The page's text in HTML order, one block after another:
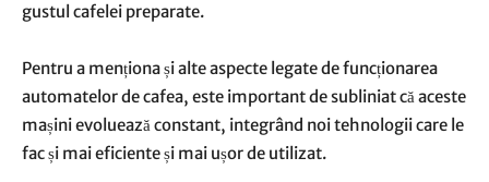
gustul cafelei preparate.
Pentru a menționa și alte aspecte legate de funcționarea
automatelor de cafea, este important de subliniat că aceste
mașini evoluează constant, integrând noi tehnologii care le
fac și mai eficiente și mai ușor de utilizat.